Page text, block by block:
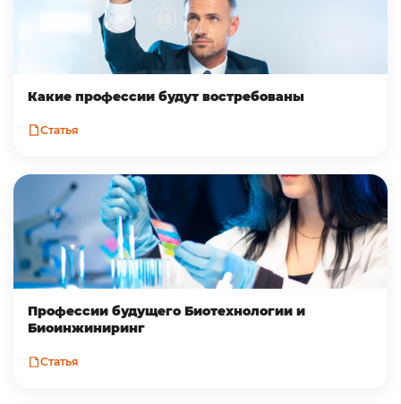
Какие профессии будут востребованы
Статья
Профессии будущего Биотехнологии и
Биоинжиниринг
Статья